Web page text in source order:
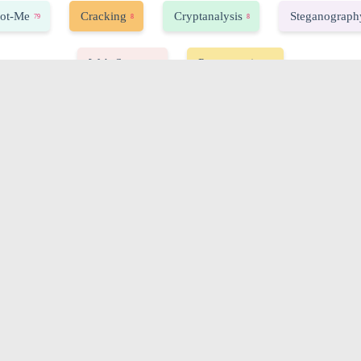
Me 79 Cracking 8 Cryptanalysis 8
Web-Server Programming